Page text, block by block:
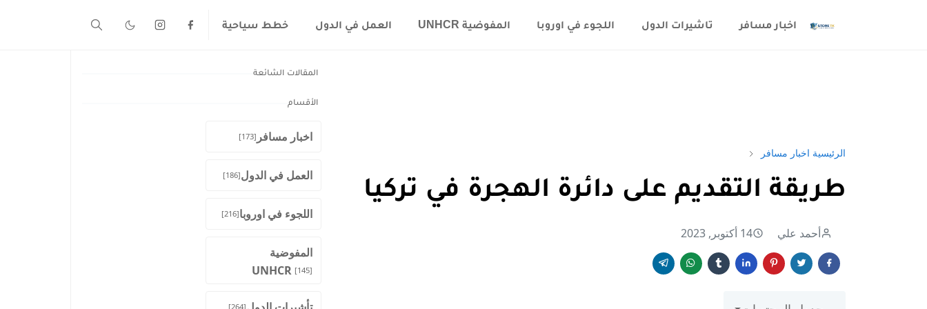
اخبار مسافر تاشيرات الدول اللجوء في اوروبا المفوضية UNHCR العمل في الدول خطط سياحية
الرئيسية اخبار مسافر
طريقة التقديم على دائرة الهجرة في تركيا
أحمد علي 14 أكتوبر, 2023
المقالات الشائعة
الأقسام
اخبار مسافر [173]
العمل في الدول[186]
اللجوء في اوروبا[216]
المفوضية
UNHCR [145]
[264]